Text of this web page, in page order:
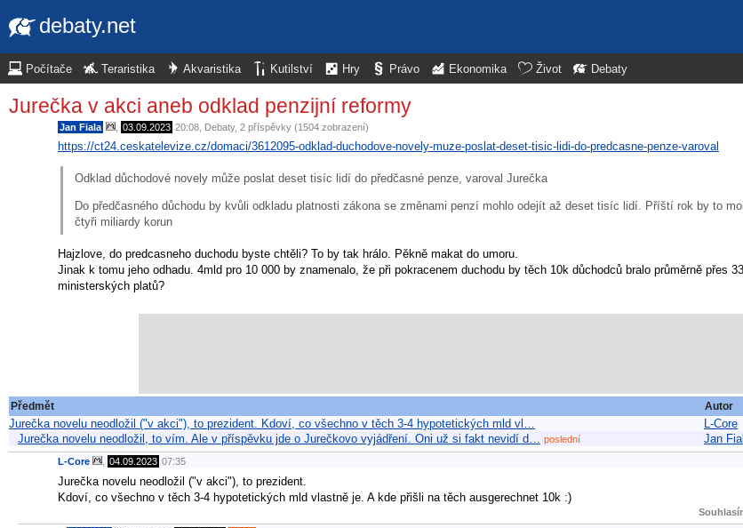
debaty.net
Počítače Teraristika Akvaristika Kutilství Hry Právo Ekonomika Život Debaty
Jurečka v akci aneb odklad penzijní reformy
Jan Fiala 03.09.2023 20:08 Debaty, 2 příspěvky (1504 zobrazení)
https://ct24.ceskatelevize.cz/domaci/3612095-odklad-duchodove-novely-muze-poslat-deset-tisic-lidi-do-predcasne-penze-varoval
Odklad důchodové novely může poslat deset tisíc lidí do předčasné penze, varoval Jurečka
Do předčasného důchodu by kvůli odkladu platnosti zákona se změnami penzí mohlo odejít až deset tisíc lidí. Příští rok by to
čtyři miliardy korun
Hajzlove, do predcasneho duchodu byste chtěli? To by tak hrálo. Pěkně makat do umoru.
Jinak k tomu jeho odhadu. 4mld pro 10 000 by znamenalo, že při pokracenem duchodu by těch 10k důchodců bralo průměrně přes
ministerských platů?
Předmět Autor
Jurečka novelu neodložil ("v akci"), to prezident. Kdoví, co všechno v těch 3-4 hypotetických mld vl… L-Core
Jurečka novelu neodložil, to vím. Ale v příspěvku jde o Jurečkovo vyjádření. Oni už si fakt nevidí d… poslední Jan
L-Core 04.09.2023 07:35
Jurečka novelu neodložil ("v akci"), to prezident.
Kdoví, co všechno v těch 3-4 hypotetických mld vlastně je. A kde přišli na těch ausgerechnet 10k :)